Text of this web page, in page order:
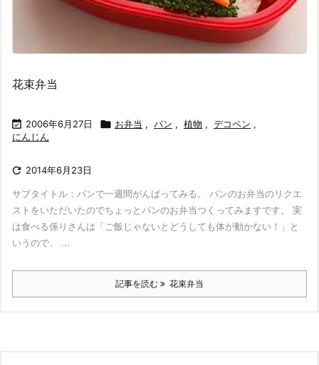
花束弁当
 2006年6月27日  お弁当 , パン , 植物 , デコペン ,
にんじん
 2014年6月23日
サブタイトル：パンで一週間がんばってみる。 パンのお弁当のリクエ
ストをいただいたのでちょっとパンのお弁当つくってみますです。 実
は食べる係りさんは「ご飯じゃないとどうしても体が動かない！」と
いうので、 ...
記事を読む 花束弁当